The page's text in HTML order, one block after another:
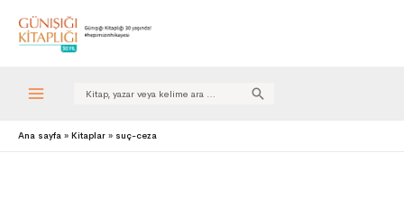
Search
Ana sayfa Kitaplar suç-ceza